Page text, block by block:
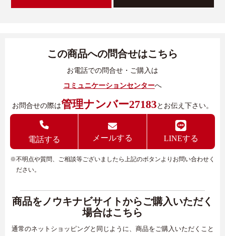
この商品への問合せはこちら
お電話での問合せ・ご購入は
コミュニケーションセンターへ
お問合せの際は管理ナンバー27183とお伝え下さい。
電話する メールする LINEする
※不明点や質問、ご相談等ございましたら上記のボタンよりお問い合わせく
ださい。
商品をノウキナビサイトからご購入いただく
場合はこちら
通常のネットショッピングと同じように、商品をご購入いただくこと